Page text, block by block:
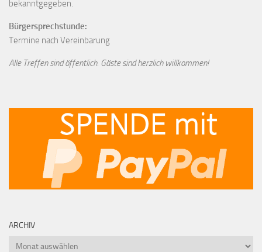
bekanntgegeben.
Bürgersprechstunde:
Termine nach Vereinbarung
Alle Treffen sind öffentlich. Gäste sind herzlich willkommen!
ARCHIV
Archiv